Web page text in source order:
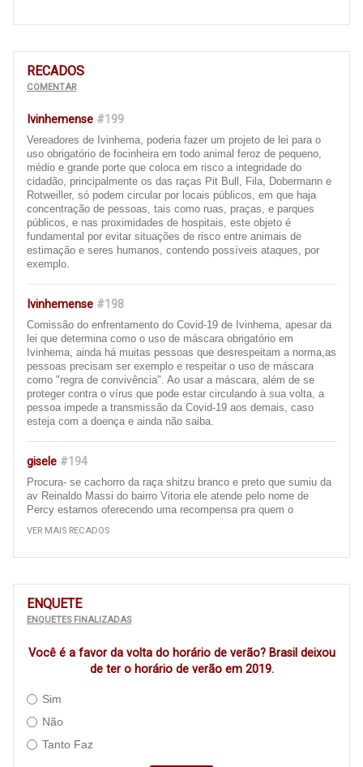
RECADOS
COMENTAR
Ivinhemense #199
Vereadores de Ivinhema, poderia fazer um projeto de lei para o
uso obrigatório de focinheira em todo animal feroz de pequeno,
médio e grande porte que coloca em risco a integridade do
cidadão, principalmente os das raças Pit Bull, Fila, Dobermann e
Rotweiller, só podem circular por locais públicos, em que haja
concentração de pessoas, tais como ruas, praças, e parques
públicos, e nas proximidades de hospitais, este objeto é
fundamental por evitar situações de risco entre animais de
estimação e seres humanos, contendo possíveis ataques, por
exemplo.
Ivinhemense #198
Comissão do enfrentamento do Covid-19 de Ivinhema, apesar da
lei que determina como o uso de máscara obrigatório em
Ivinhema, ainda há muitas pessoas que desrespeitam a norma,as
pessoas precisam ser exemplo e respeitar o uso de máscara
como "regra de convivência". Ao usar a máscara, além de se
proteger contra o vírus que pode estar circulando à sua volta, a
pessoa impede a transmissão da Covid-19 aos demais, caso
esteja com a doença e ainda não saiba.
gisele #194
Procura- se cachorro da raça shitzu branco e preto que sumiu da
av Reinaldo Massi do bairro Vitoria ele atende pelo nome de
Percy estamos oferecendo uma recompensa pra quem o
obrigada att gisele
Bom dia, gostaria de fazer uma reclamação sobre as ruas da
nossa cidade de ivinhema, é um descaso com a população
essas ruas que quando vc passa de carro vc fica pulando dentro
precisa recapear, principalmente a av Panamá e as ruas em torno
da escola filinto Müller e algumas av do bairro centro..... é um
naquela região e as que passam ali todos os dias ) Isso acaba
amortecedores dos carros .... cadê os vereadores para cobrarem,
cadê a Adm municipal, para executarem estás obras, CADÊ
VER MAIS RECADOS
ENQUETE
ENQUETES FINALIZADAS
Você é a favor da volta do horário de verão? Brasil deixou
de ter o horário de verão em 2019.
Sim
Não
Tanto Faz